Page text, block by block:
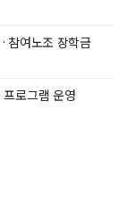
참여노조 장학금
로그램 운영